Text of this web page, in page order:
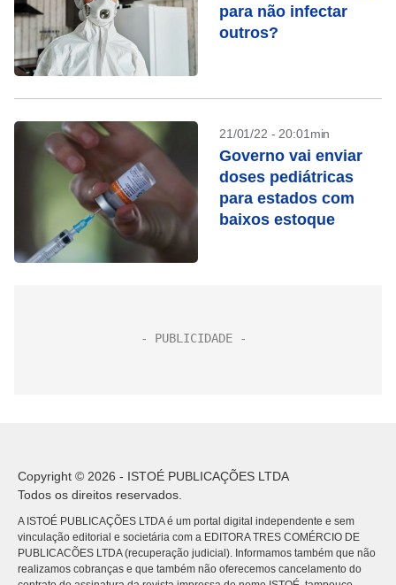
para não infectar
outros?
21/01/22 - 20:01min
Governo vai enviar
doses pediátricas
para estados com
baixos estoque
Copyright © 2026 - ISTOÉ PUBLICAÇÕES LTDA
Todos os direitos reservados.
A ISTOÉ PUBLICAÇÕES LTDA é um portal digital independente e sem
vinculação editorial e societária com a EDITORA TRES COMÉRCIO DE
PUBLICACÕES LTDA (recuperação judicial). Informamos também que não
realizamos cobranças e que também não oferecemos cancelamento do